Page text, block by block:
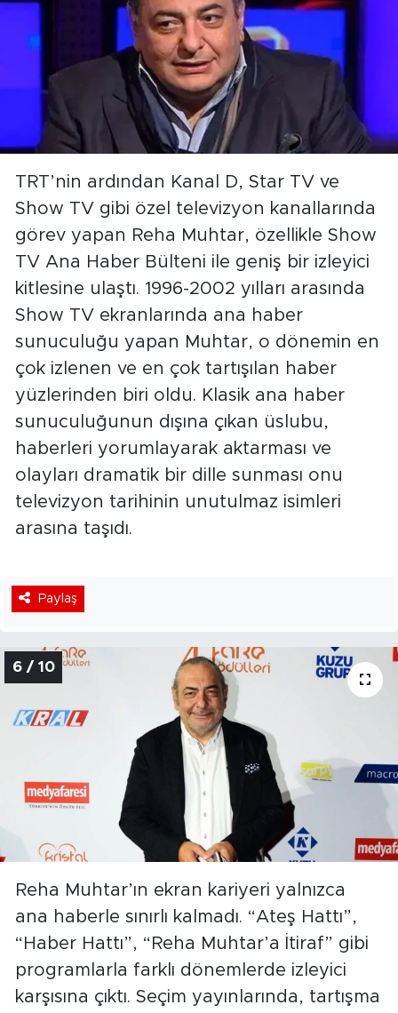
TRT’nin ardından Kanal D, Star TV ve
Show TV gibi özel televizyon kanallarında
görev yapan Reha Muhtar, özellikle Show
TV Ana Haber Bülteni ile geniş bir izleyici
kitlesine ulaştı. 1996-2002 yılları arasında
Show TV ekranlarında ana haber
sunuculuğu yapan Muhtar, o dönemin en
çok izlenen ve en çok tartışılan haber
yüzlerinden biri oldu. Klasik ana haber
sunuculuğunun dışına çıkan üslubu,
haberleri yorumlayarak aktarması ve
olayları dramatik bir dille sunması onu
televizyon tarihinin unutulmaz isimleri
arasına taşıdı.
Paylaş
6 / 10
Reha Muhtar’ın ekran kariyeri yalnızca
ana haberle sınırlı kalmadı. “Ateş Hattı”,
“Haber Hattı”, “Reha Muhtar’a İtiraf” gibi
programlarla farklı dönemlerde izleyici
karşısına çıktı. Seçim yayınlarında, tartışma